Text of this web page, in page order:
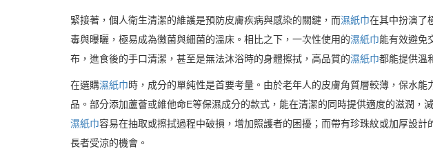
緊接著，個人衛生清潔的維護是預防皮膚疾病與感染的關鍵，而濕紙巾在其中扮演了
毒與曝曬，極易成為黴菌與細菌的溫床。相比之下，一次性使用的濕紙巾能有效避免
布，進食後的手口清潔，甚至是無法沐浴時的身體擦拭，高品質的濕紙巾都能提供溫
在選購濕紙巾時，成分的單純性是首要考量。由於老年人的皮膚角質層較薄，保水
品。部分添加蘆薈或維他命E等保濕成分的款式，能在清潔的同時提供適度的滋潤
濕紙巾容易在抽取或擦拭過程中破損，增加照護者的困擾；而帶有珍珠紋或加厚設
長者受涼的機會。